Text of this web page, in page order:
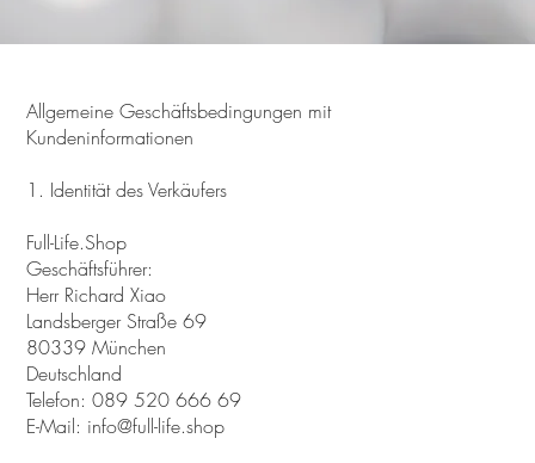
Allgemeine Geschäftsbedingungen mit
Kundeninformationen
1. Identität des Verkäufers
Full-Life.Shop
Geschäftsführer:
Herr Richard Xiao
Landsberger Straße 69
80339 München
Deutschland
Telefon: 089 520 666 69
E-Mail: info@full-life.shop